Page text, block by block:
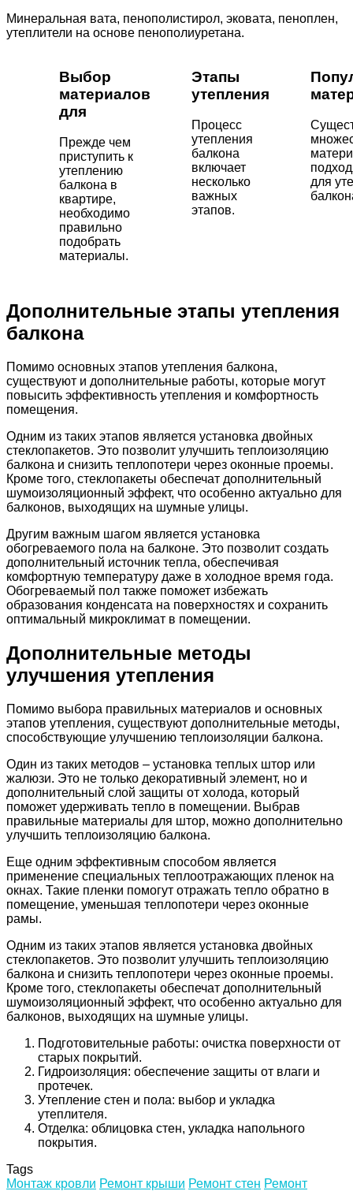
Минеральная вата, пенополистирол, эковата, пеноплен,
утеплители на основе пенополиуретана.
Выбор
материалов
для
Прежде чем
приступить к
утеплению
балкона в
квартире,
необходимо
правильно
подобрать
материалы.
Этапы
утепления
Процесс
утепления
балкона
включает
несколько
важных
этапов.
для
Дополнительные этапы утепления
балкона
Помимо основных этапов утепления балкона,
существуют и дополнительные работы, которые могут
повысить эффективность утепления и комфортность
помещения.
Одним из таких этапов является установка двойных
стеклопакетов. Это позволит улучшить теплоизоляцию
балкона и снизить теплопотери через оконные проемы.
Кроме того, стеклопакеты обеспечат дополнительный
шумоизоляционный эффект, что особенно актуально для
балконов, выходящих на шумные улицы.
Другим важным шагом является установка
обогреваемого пола на балконе. Это позволит создать
дополнительный источник тепла, обеспечивая
комфортную температуру даже в холодное время года.
Обогреваемый пол также поможет избежать
образования конденсата на поверхностях и сохранить
оптимальный микроклимат в помещении.
Дополнительные методы
улучшения утепления
Помимо выбора правильных материалов и основных
этапов утепления, существуют дополнительные методы,
способствующие улучшению теплоизоляции балкона.
Один из таких методов – установка теплых штор или
жалюзи. Это не только декоративный элемент, но и
дополнительный слой защиты от холода, который
поможет удерживать тепло в помещении. Выбрав
правильные материалы для штор, можно дополнительно
улучшить теплоизоляцию балкона.
Еще одним эффективным способом является
применение специальных теплоотражающих пленок на
окнах. Такие пленки помогут отражать тепло обратно в
помещение, уменьшая теплопотери через оконные
рамы.
Одним из таких этапов является установка двойных
стеклопакетов. Это позволит улучшить теплоизоляцию
балкона и снизить теплопотери через оконные проемы.
Кроме того, стеклопакеты обеспечат дополнительный
шумоизоляционный эффект, что особенно актуально для
балконов, выходящих на шумные улицы.
Подготовительные работы: очистка поверхности от
старых покрытий.
Гидроизоляция: обеспечение защиты от влаги и
протечек.
Утепление стен и пола: выбор и укладка
утеплителя.
Отделка: облицовка стен, укладка напольного
покрытия.
Tags
Монтаж кровли Ремонт крыши Ремонт стен Ремонт